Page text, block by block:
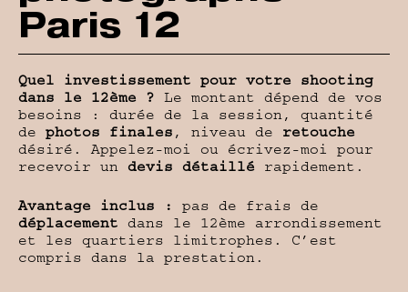
Paris 12
Quel investissement pour votre shooting
dans le 12ème ? Le montant dépend de vos
besoins : durée de la session, quantité
de photos finales , niveau de retouche
désiré. Appelez-moi ou écrivez-moi pour
recevoir un devis détaillé rapidement.
Avantage inclus :
pas de frais de
déplacement dans le 12ème arrondissement
et les quartiers limitrophes. C’est
compris dans la prestation.